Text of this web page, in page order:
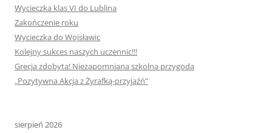
Wycieczka klas VI do Lublina
Zakończenie roku
Wycieczka do Wojsławic
Kolejny sukces naszych uczennic!!!
Grecja zdobyta! Niezapomniana szkolna przygoda
„Pozytywna Akcja z Żyrafką-przyjaźń”
sierpień 2026